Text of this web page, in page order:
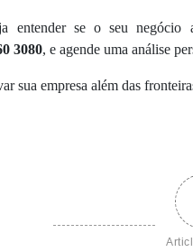
entender se o seu
3080, e agende uma análise
sua empresa além das